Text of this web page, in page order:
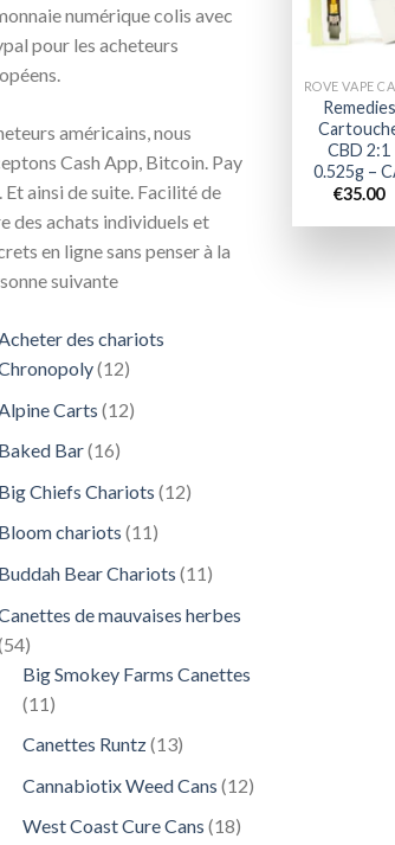
numérique colis avec
pour les acheteurs
américains, nous
Cash App, Bitcoin. Pay
Et ainsi de suite. Facilité de
des achats individuels et
en ligne sans penser à la
suivante
des chariots
1212
Alpine Carts 1212
Baked Bar 1616
Big Chiefs Chariots 1212
Bloom chariots 1111
Buddah Bear Chariots 1111
de mauvaises herbes
5454
produits
Big Smokey Farms Canettes
11 11
Canettes Runtz 1313
Cannabiotix Weed Cans 1212
West Coast Cure Cans 1818
Add
Remedies
CBD 2:1
0.525g –
€35.00